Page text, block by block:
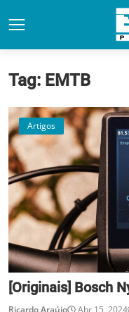
Tag: EMTB
Artigos
[Originais] Bosch
Ricardo Araújo Abr 15, 2024